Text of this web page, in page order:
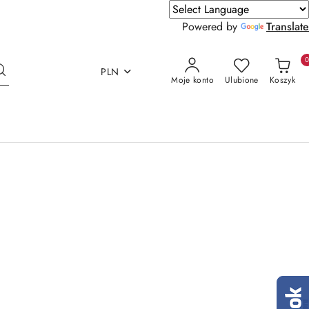
Powered by Translate
PLN
Moje konto Ulubione Koszyk
0